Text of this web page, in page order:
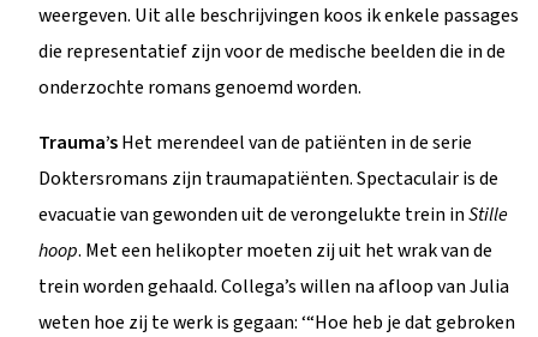
weergeven. Uit alle beschrijvingen koos ik enkele passages
die representatief zijn voor de medische beelden die in de
onderzochte romans genoemd worden.
Trauma’sHet merendeel van de patiënten in de serie
Doktersromans zijn traumapatiënten. Spectaculair is de
evacuatie van gewonden uit de verongelukte trein inStille
hoop. Met een helikopter moeten zij uit het wrak van de
trein worden gehaald. Collega’s willen na afloop van Julia
weten hoe zij te werk is gegaan: ‘“Hoe heb je dat gebroken